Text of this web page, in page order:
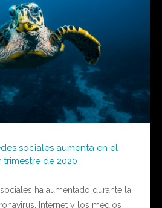
sociales aumenta en el
trimestre de 2020
ha aumentado durante la
Internet y los medios